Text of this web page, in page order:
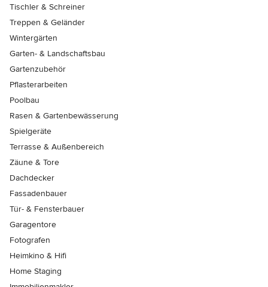
Tischler & Schreiner
Treppen & Geländer
Wintergärten
Garten- & Landschaftsbau
Gartenzubehör
Pflasterarbeiten
Poolbau
Rasen & Gartenbewässerung
Spielgeräte
Terrasse & Außenbereich
Zäune & Tore
Dachdecker
Fassadenbauer
Tür- & Fensterbauer
Garagentore
Fotografen
Heimkino & Hifi
Home Staging